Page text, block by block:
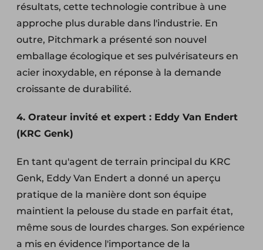
résultats, cette technologie contribue à une
approche plus durable dans l'industrie. En
outre, Pitchmark a présenté son nouvel
emballage écologique et ses pulvérisateurs en
acier inoxydable, en réponse à la demande
croissante de durabilité.
4. Orateur invité et expert : Eddy Van Endert
(KRC Genk)
En tant qu'agent de terrain principal du KRC
Genk, Eddy Van Endert a donné un aperçu
pratique de la manière dont son équipe
maintient la pelouse du stade en parfait état,
même sous de lourdes charges. Son expérience
a mis en évidence l'importance de la